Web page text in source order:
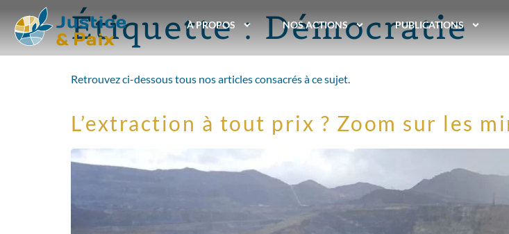
À PROPOS NOS ACTIONS PUBLICATIONS
Étiquette :Démocratie
Retrouvez ci-dessous tous nos articles consacrés à ce sujet.
L’extraction à tout prix ? Zoom sur les